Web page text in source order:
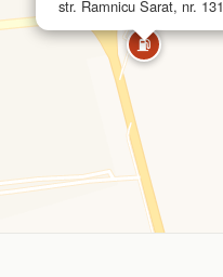
⛽
str. Ramnicu Sarat, nr. 131